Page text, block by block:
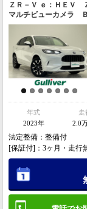
ＺＲ－Ｖ ｅ：ＨＥ
マルチビューカメラ
ト シートヒーター 電
クルーズコントロール
年式
2023年
走
2.0
法定整備：整備付
[保証付]：3ヶ月・走行